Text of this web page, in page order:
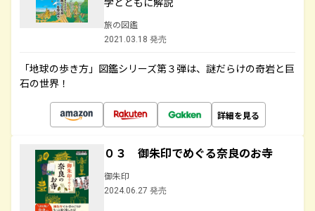
旅の図鑑
2021.03.18 発売
「地球の歩き方」図鑑シリーズ第３弾は、謎だらけの奇岩と巨
石の世界！
詳細を見る
０３ 御朱印でめぐる奈良のお寺
御朱印
2024.06.27 発売